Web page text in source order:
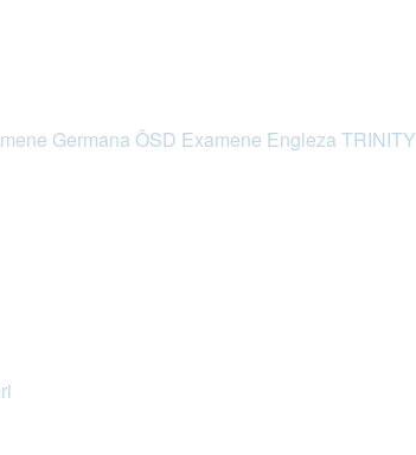
Germana ÖSD Examene Engleza TRINITY